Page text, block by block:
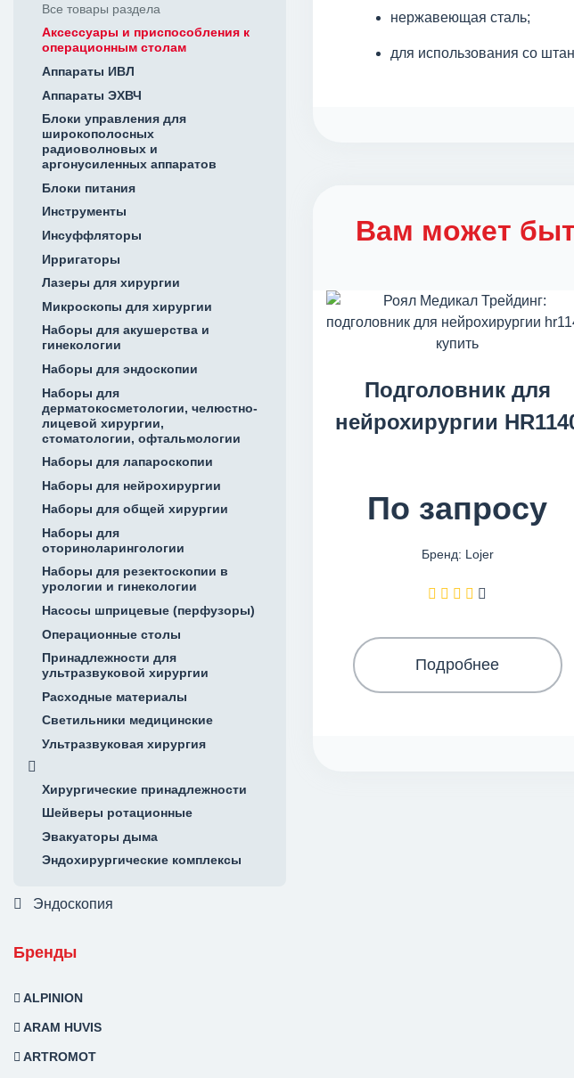
Все товары раздела
Аксессуары и приспособления к
операционным столам
Аппараты ИВЛ
Аппараты ЭХВЧ
Блоки управления для
широкополосных
радиоволновых и
аргонусиленных аппаратов
Блоки питания
Инструменты
Инсуффляторы
Ирригаторы
Лазеры для хирургии
Микроскопы для хирургии
Наборы для акушерства и
гинекологии
Наборы для эндоскопии
Наборы для
дерматокосметологии, челюстно-
лицевой хирургии,
стоматологии, офтальмологии
Наборы для лапароскопии
Наборы для нейрохирургии
Наборы для общей хирургии
Наборы для
оториноларингологии
Наборы для резектоскопии в
урологии и гинекологии
Насосы шприцевые (перфузоры)
Операционные столы
Принадлежности для
ультразвуковой хирургии
Расходные материалы
Светильники медицинские
Ультразвуковая хирургия
Хирургические принадлежности
Шейверы ротационные
Эвакуаторы дыма
Эндохирургические комплексы
Эндоскопия
Бренды
ALPINION
ARAM HUVIS
ARTROMOT
нержавеющая сталь;
для использования со
Вам может
Подголовник для
нейрохирургии
По запросу
Бренд: Lojer
Подробнее